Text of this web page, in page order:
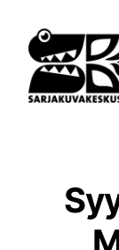
sisältöön